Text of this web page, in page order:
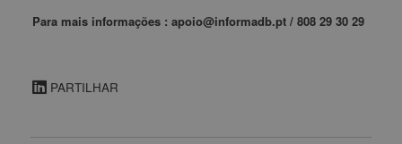
Para mais informações : apoio@informadb.pt / 808 29 30 29
PARTILHAR